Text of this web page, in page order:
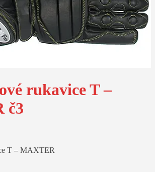
rukavice T –
č3
T – MAXTER